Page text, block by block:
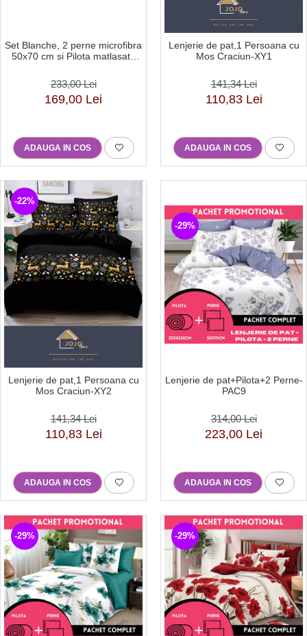
Set Blanche, 2 perne microfibra
50x70 cm si Pilota matlasata
233,00 Lei
169,00 Lei
ADAUGA IN COS
Lenjerie de pat,1 Persoana cu
Mos Craciun-XY1
141,34 Lei
110,83 Lei
ADAUGA IN COS
-22%
Lenjerie de pat,1 Persoana cu
Mos Craciun-XY2
141,34 Lei
110,83 Lei
ADAUGA IN COS
-29%
Lenjerie de pat+Pilota+2 Perne-
PAC9
314,00 Lei
223,00 Lei
ADAUGA IN COS
-29% -29%